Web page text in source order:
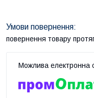
повернення товару